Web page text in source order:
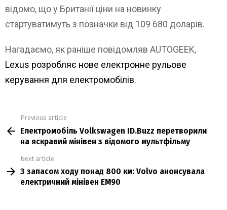
відомо, що у Британії ціни на новинку
стартуватимуть з позначки від 109 680 доларів.
Нагадаємо, як раніше повідомляв AUTOGEEK,
Lexus розробляє нове електронне рульове
керування для електромобілів.
more
Previous article
Електромобіль Volkswagen ID.Buzz перетворили
на яскравий мінівен з відомого мультфільму
Next article
З запасом ходу понад 800 км: Volvo анонсувала
електричний мінівен EM90